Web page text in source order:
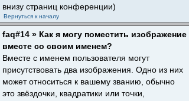
внизу страниц конференции)
Вернуться к началу
faq#14 » Как я могу поместить изображение
вместе со своим именем?
Вместе с именем пользователя могут
присутствовать два изображения. Одно из них
может относиться к вашему званию, обычно
это звёздочки, квадратики или точки,